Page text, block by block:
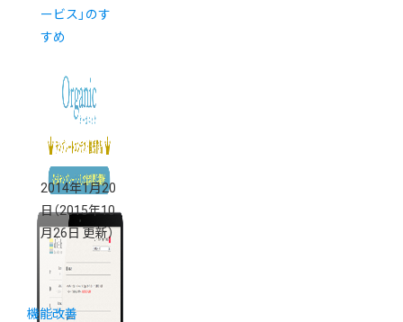
ービス」のす
すめ
2014年1月20
日（2015年10
月26日 更新）
機能改善